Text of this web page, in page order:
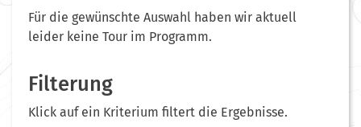
Für die gewünschte Auswahl haben wir aktuell
leider keine Tour im Programm.
Filterung
Klick auf ein Kriterium filtert die Ergebnisse.